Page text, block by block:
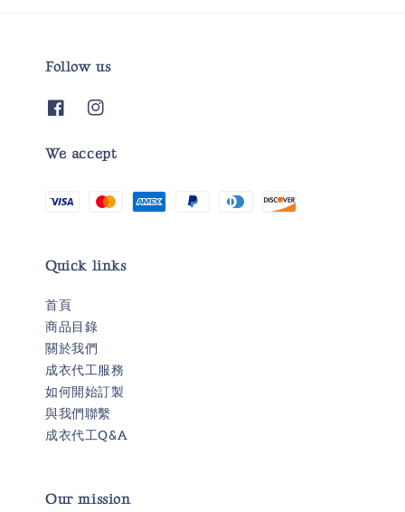
Follow us
We accept
Quick links
首頁
商品目錄
關於我們
成衣代工服務
如何開始訂製
與我們聯繫
成衣代工Q&A
Our mission